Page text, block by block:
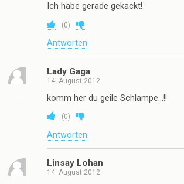
Ich habe gerade gekackt!
(0)
Antworten
Lady Gaga
14. August 2012
komm her du geile Schlampe…!!
(0)
Antworten
Linsay Lohan
14. August 2012